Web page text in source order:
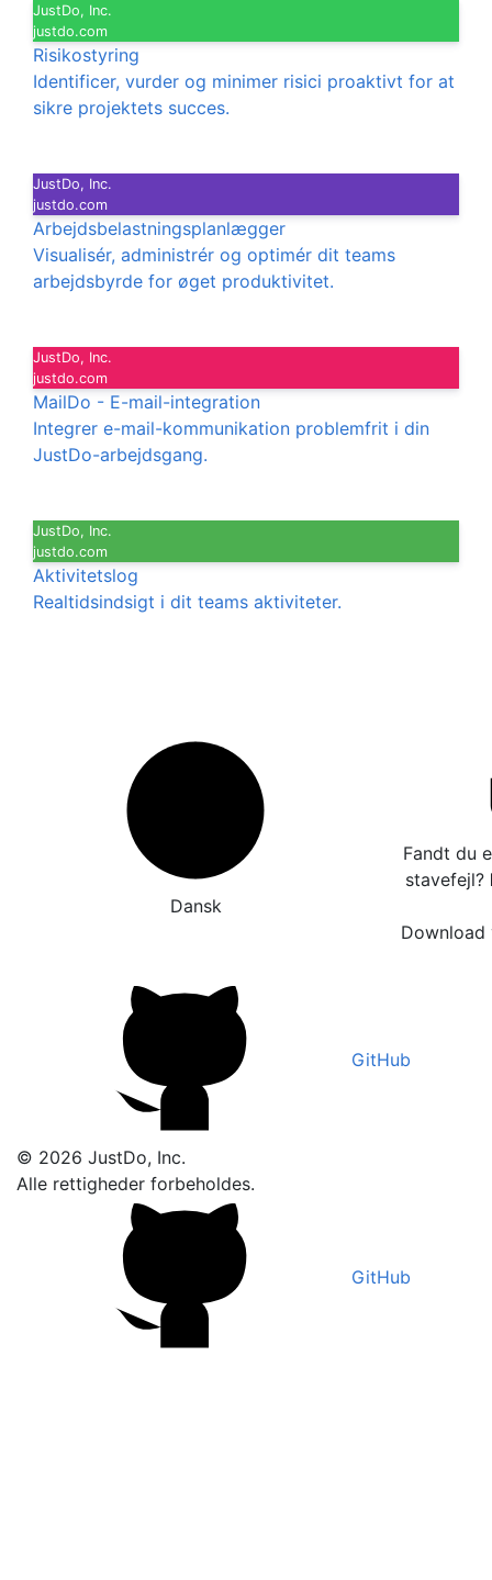
JustDo, Inc.
justdo.com
Risikostyring
Identificer, vurder og minimer risici proaktivt for at
sikre projektets succes.
JustDo, Inc.
justdo.com
Arbejdsbelastningsplanlægger
Visualisér, administrér og optimér dit teams
arbejdsbyrde for øget produktivitet.
JustDo, Inc.
justdo.com
MailDo - E-mail-integration
Integrer e-mail-kommunikation problemfrit i din
JustDo-arbejdsgang.
JustDo, Inc.
justdo.com
Aktivitetslog
Realtidsindsigt i dit teams aktiviteter.
Dansk
Fandt du
stavefejl?
GitHub
© 2026 JustDo, Inc.
Alle rettigheder forbeholdes.
GitHub